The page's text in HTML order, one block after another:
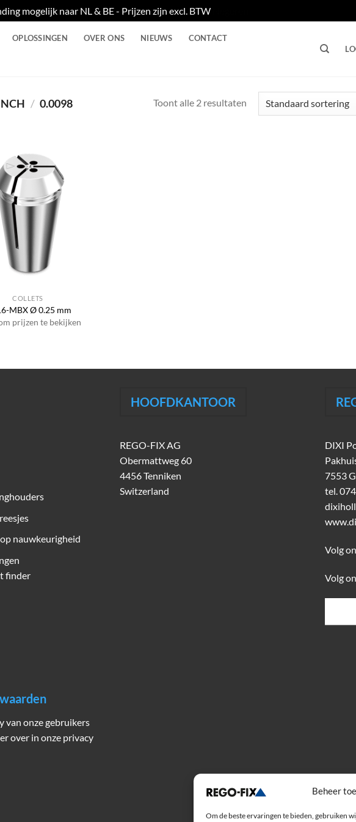
Beheer
Om de beste ervaringen te bieden, gebruiken
mogelijk naar NL & BE - Prijzen zijn excl. BTW
OPLOSSINGEN OVER ONS NIEUWS CONTACT
/ 0.0098 Toont alle 2 resultaten
COLLETS
MBX Ø 0.25 mm
prijzen te bekijken
nauwkeurigheid
finder
van onze gebruikers
over in onze privacy
HOOFDKANTOOR
REGO-FIX AG
Obermattweg 60
4456 Tenniken
Switzerland
DIXI
7553
tel.
Volg
Volg